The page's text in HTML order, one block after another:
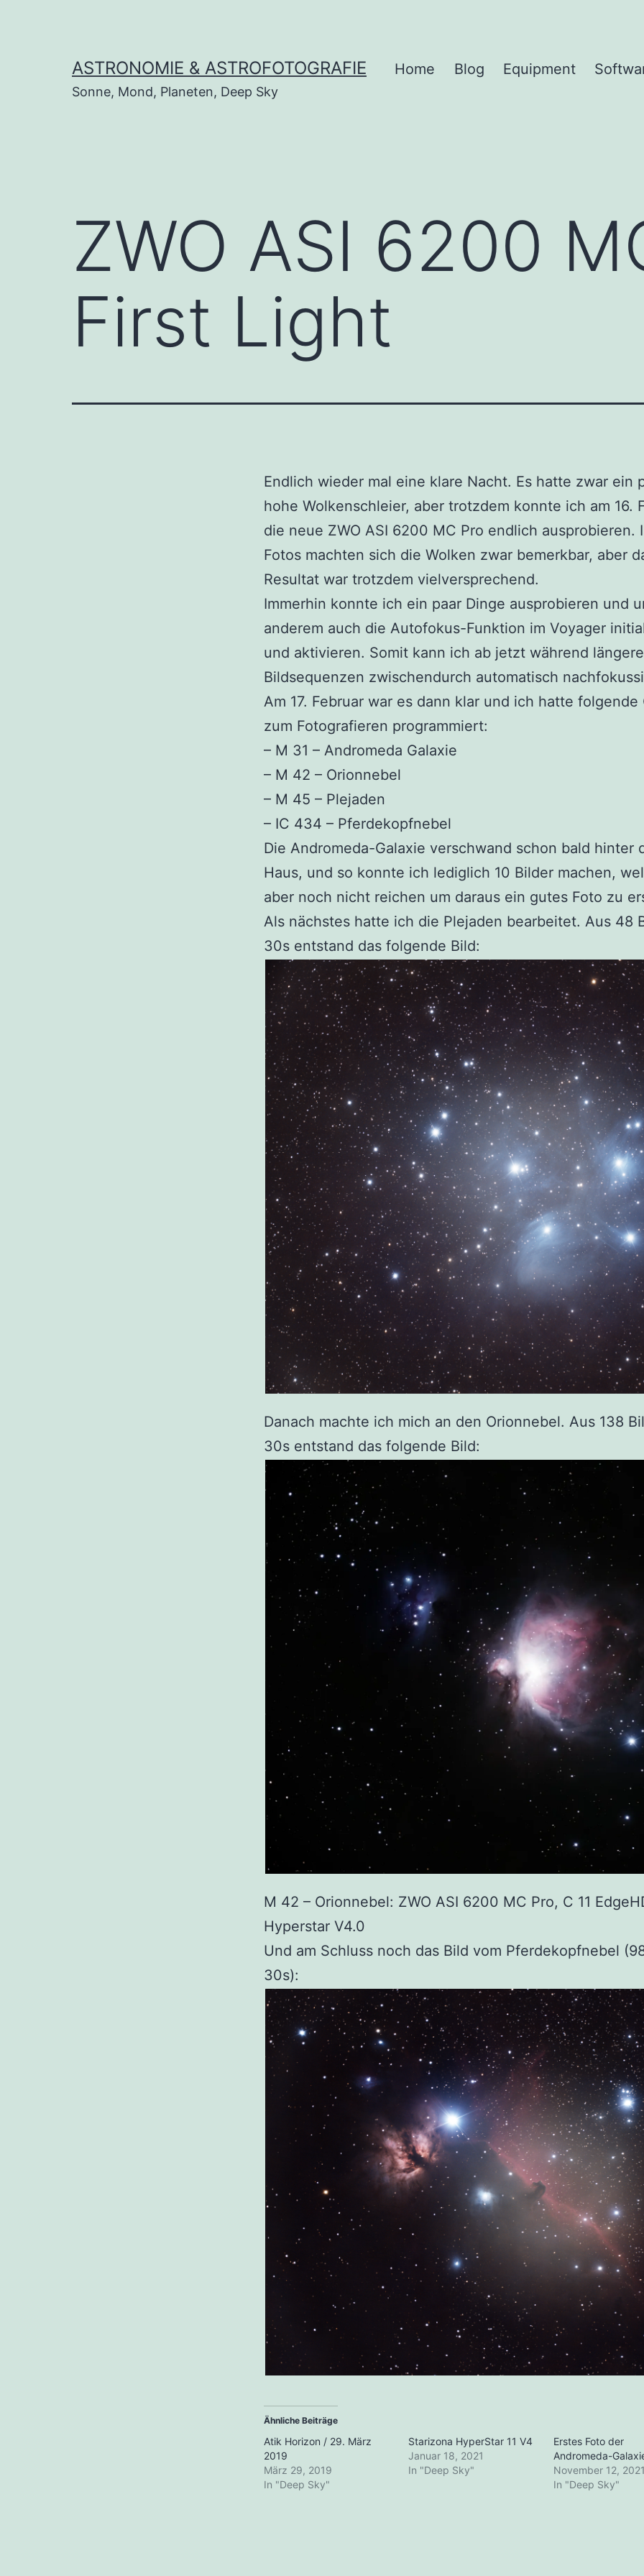
ASTRONOMIE & ASTROFOTOGRAFIE
Sonne, Mond, Planeten, Deep Sky
Home Blog Equipment
ZWO ASI 6200
First Light
Endlich wieder mal eine klare Nacht. Es hatte zwar ein
hohe Wolkenschleier, aber trotzdem konnte ich am 16.
die neue ZWO ASI 6200 MC Pro endlich ausprobieren.
Fotos machten sich die Wolken zwar bemerkbar, aber
Resultat war trotzdem vielversprechend.
Immerhin konnte ich ein paar Dinge ausprobieren und
anderem auch die Autofokus-Funktion im Voyager
und aktivieren. Somit kann ich ab jetzt während
Bildsequenzen zwischendurch automatisch
Am 17. Februar war es dann klar und ich hatte folgende
zum Fotografieren programmiert:
– M 31 – Andromeda Galaxie
– M 42 – Orionnebel
– M 45 – Plejaden
– IC 434 – Pferdekopfnebel
Die Andromeda-Galaxie verschwand schon bald hinter
Haus, und so konnte ich lediglich 10 Bilder machen,
aber noch nicht reichen um daraus ein gutes Foto zu
Als nächstes hatte ich die Plejaden bearbeitet. Aus 48
30s entstand das folgende Bild:
Danach machte ich mich an den Orionnebel. Aus 138
30s entstand das folgende Bild:
M 42 – Orionnebel: ZWO ASI 6200 MC Pro, C 11
Hyperstar V4.0
Und am Schluss noch das Bild vom Pferdekopfnebel
30s):
Ähnliche Beiträge
Atik Horizon / 29. März
2019
März 29, 2019
In "Deep Sky"
Starizona HyperStar 11 V4
Januar 18, 2021
In "Deep Sky"
Erstes Foto der
Andromeda-
November 12,
In "Deep Sky"